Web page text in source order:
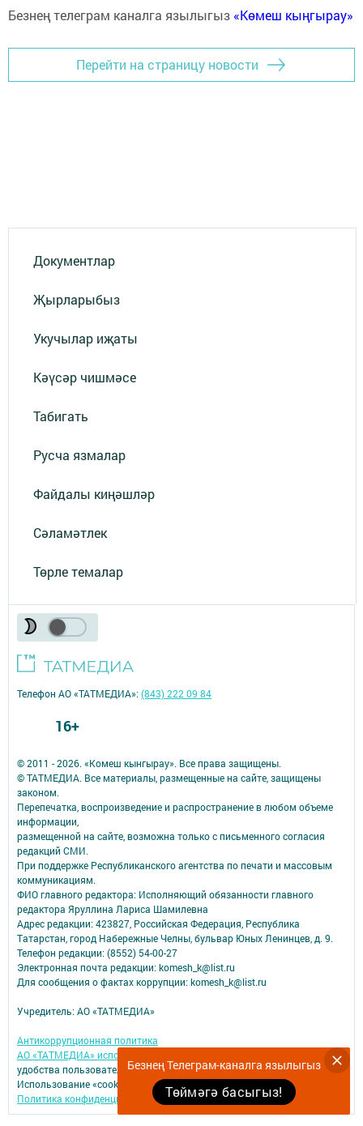
Безнең телеграм каналга язылыгыз «Көмеш кыңгырау»
Перейти на страницу новости
Документлар
Җырларыбыз
Укучылар иҗаты
Кәүсәр чишмәсе
Табигать
Русча язмалар
Файдалы киңәшләр
Сәламәтлек
Төрле темалар
Безнең Телеграм-каналга язылыгыз
Төймәгә басыгыз!
© 2011 - 2026. «Комеш кынгырау». Все права защищены.
© ТАТМЕДИА. Все материалы, размещенные на сайте, защищены
законом.
Перепечатка, воспроизведение и распространение в любом объеме
информации,
размещенной на сайте, возможна только с письменного согласия
редакций СМИ.
При поддержке Республиканского агентства по печати и массовым
коммуникациям.
ФИО главного редактора: Исполняющий обязанности главного
редактора Яруллина Лариса Шамилевна
Адрес редакции: 423827, Российская Федерация, Республика
Татарстан, город Набережные Челны, бульвар Юных Ленинцев, д. 9.
Телефон редакции: (8552) 54-00-27
Электронная почта редакции: komesh_k@list.ru
Для сообщения о фактах коррупции: komesh_k@list.ru
Учредитель: АО «ТАТМЕДИА»
Антикоррупционная политика
АО «ТАТМЕДИА» использует «cookie»
для персонализации сервисов и
удобства пользователей сайтом.
Использование «cookie» можно отменить в настройках браузера.
Политика конфиденциальности
Телефон АО «ТАТМЕДИА»:(843) 222 09 84
16+